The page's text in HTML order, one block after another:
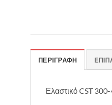
ΠΕΡΙΓΡΑΦΉ
Ελαστικό CST